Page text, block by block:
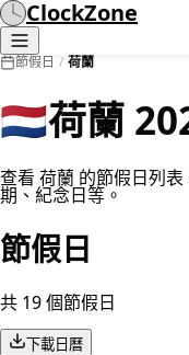
ClockZone
節假日 / 荷蘭
🇳🇱荷蘭
查看 荷蘭 的節假日列
期、紀念日等。
節假日
共 19 個節假日
下載日曆